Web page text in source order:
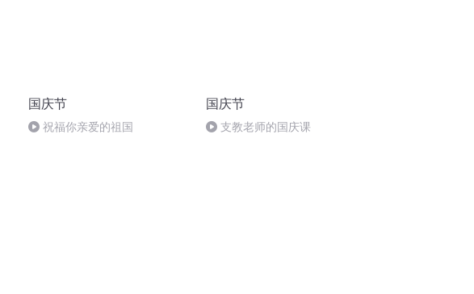
国庆节
祝福你亲爱的祖国
国庆节
支教老师的国庆课